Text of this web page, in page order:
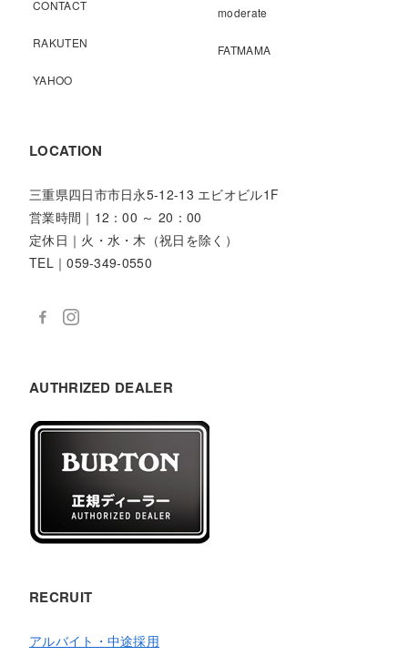
CONTACT
RAKUTEN
YAHOO
moderate
FATMAMA
LOCATION
三重県四日市市日永5-12-13 エビオビル1F
営業時間｜12：00 ～ 20：00
定休日｜火・水・木（祝日を除く）
TEL｜059-349-0550
AUTHRIZED DEALER
RECRUIT
アルバイト・中途採用